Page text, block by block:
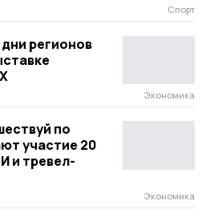
Спорт
регионов
Экономика
по
участие 20
и тревел-
Экономика